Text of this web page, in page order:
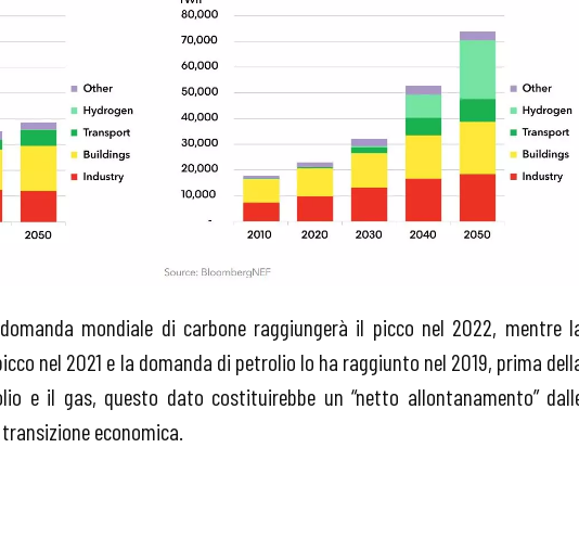
mondiale di carbone raggiungerà il picco nel 2022, mentre
nel 2021 e la domanda di petrolio lo ha raggiunto nel 2019, prima
e il gas, questo dato costituirebbe un “netto allontanamento”
economica.